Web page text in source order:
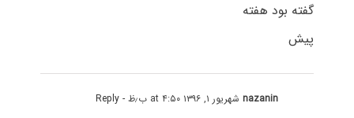
گفته بود هفته
پیش
nazaninشهریور ۱, ۱۳۹۶ at ۴:۵۰ ب٫ظ - Reply